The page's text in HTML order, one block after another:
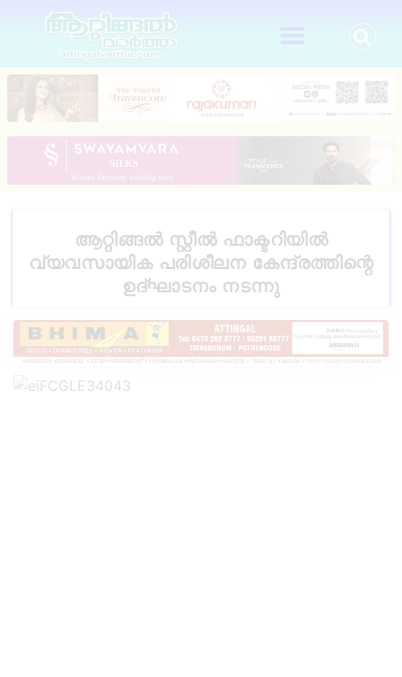
ആറ്റിങ്ങൽ സ്റ്റീൽ ഫാക്ടറിയിൽ
വ്യവസായിക പരിശീലന കേന്ദ്രത്തിന്റെ
ഉദ്ഘാടനം നടന്നു